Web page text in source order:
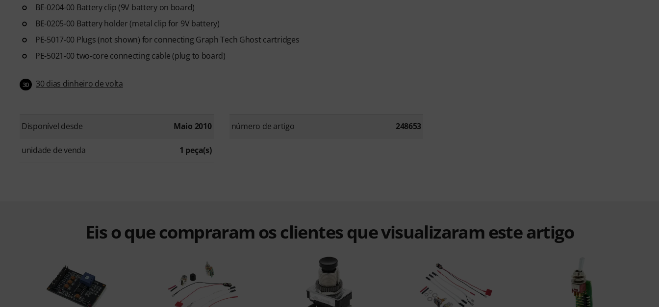
BE-0204-00 Battery clip (9V battery on board)
BE-0205-00 Battery holder (metal clip for 9V battery)
PE-5017-00 Plugs (not shown) for connecting Graph Tech Ghost cartridges
PE-5021-00 two-core connecting cable (plug to board)
30 30 dias dinheiro de volta
Disponível desde Maio 2010 número de artigo 248653
unidade de venda 1 peça(s)
Eis o que compraram os clientes que visualizaram este artigo